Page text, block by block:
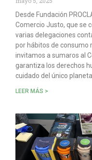
Desde Fundación
Comercio Justo, que se
varias delegaciones
por hábitos de consumo
invitamos a sumaros al
garantiza los derechos
cuidado del único
LEER MÁS >